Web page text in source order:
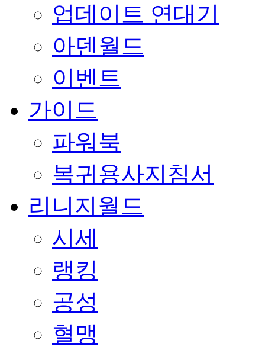
업데이트 연대기
아덴월드
이벤트
가이드
파워북
복귀용사지침서
리니지월드
시세
랭킹
공성
혈맹